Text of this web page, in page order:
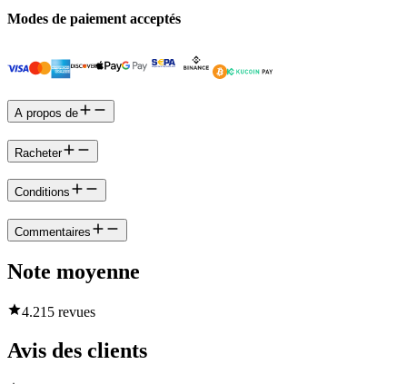
Modes de paiement acceptés
A propos de
Racheter
Conditions
Commentaires
Note moyenne
4.215 revues
Avis des clients